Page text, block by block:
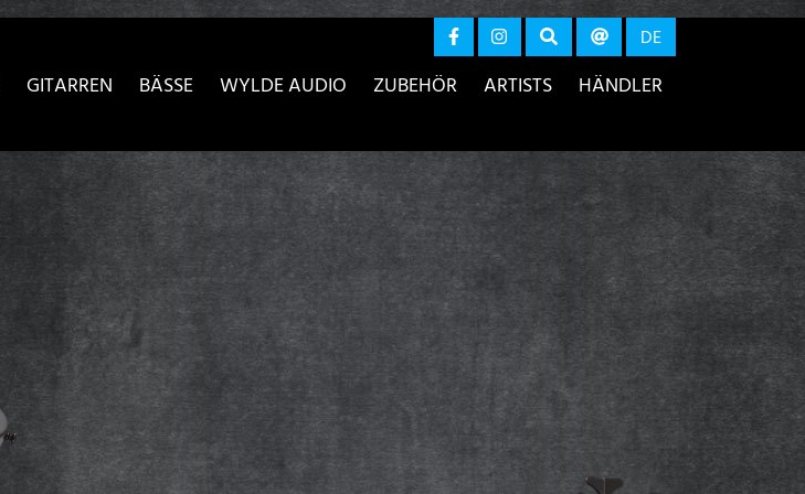
SeiteDiese Meldung nicht mehr anzeigen
GITARREN BÄSSE WYLDE AUDIO ZUBEHÖR ARTISTS HÄNDLER
DE